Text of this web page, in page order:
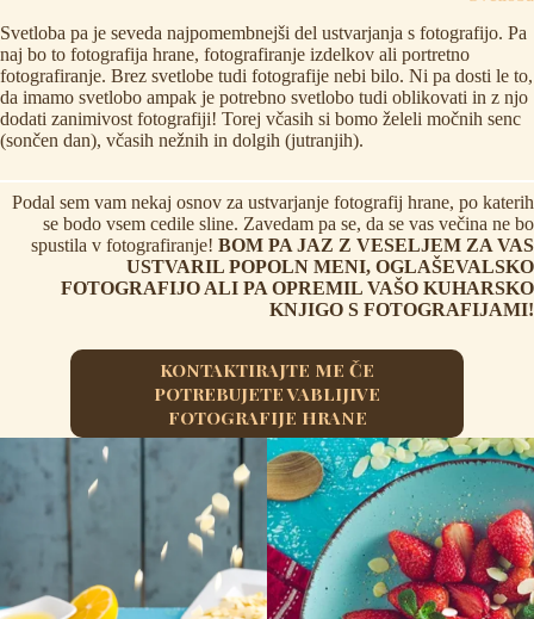
Svetloba pa je seveda najpomembnejši del ustvarjanja s fotografijo. Pa
naj bo to fotografija hrane, fotografiranje izdelkov ali portretno
fotografiranje. Brez svetlobe tudi fotografije nebi bilo. Ni pa dosti le to,
da imamo svetlobo ampak je potrebno svetlobo tudi oblikovati in z njo
dodati zanimivost fotografiji! Torej včasih si bomo želeli močnih senc
(sončen dan), včasih nežnih in dolgih (jutranjih).
Podal sem vam nekaj osnov za ustvarjanje fotografij hrane, po katerih
se bodo vsem cedile sline. Zavedam pa se, da se vas večina ne bo
spustila v fotografiranje! BOM PA JAZ Z VESELJEM ZA VAS
USTVARIL POPOLN MENI, OGLAŠEVALSKO
FOTOGRAFIJO ALI PA OPREMIL VAŠO KUHARSKO
KNJIGO S FOTOGRAFIJAMI!
KONTAKTIRAJTE ME ČE
POTREBUJETE VABLIJIVE
FOTOGRAFIJE HRANE